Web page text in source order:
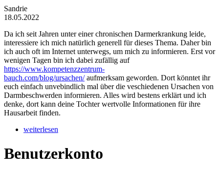
Sandrie
18.05.2022
Da ich seit Jahren unter einer chronischen Darmerkrankung leide,
interessiere ich mich natürlich generell für dieses Thema. Daher bin
ich auch oft im Internet unterwegs, um mich zu informieren. Erst vor
wenigen Tagen bin ich dabei zufällig auf
https://www.kompetenzzentrum-
bauch.com/blog/ursachen/aufmerksam geworden. Dort könntet ihr
euch einfach unvebindlich mal über die veschiedenen Ursachen von
Darmbeschwerden informieren. Alles wird bestens erklärt und ich
denke, dort kann deine Tochter wertvolle Informationen für ihre
Hausarbeit finden.
weiterlesen
Benutzerkonto